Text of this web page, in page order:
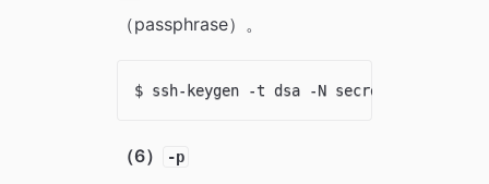
（passphrase）。
（6） -p